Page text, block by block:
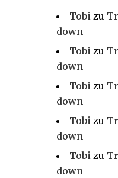
Tobi zu
down
Tobi zu
down
Tobi zu
down
Tobi zu
down
Tobi zu
down